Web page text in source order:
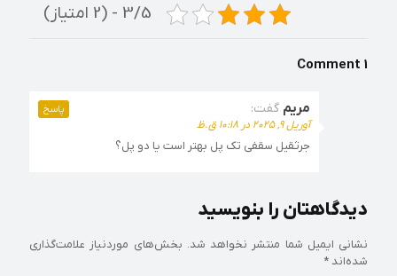
3/5 - (2 امتیاز)
1 Comment
مریم گفت:
آوریل 9, 2025 در 10:18 ق.ظ
جرثقیل سقفی تک پل بهتر است یا دو پل؟
پاسخ
دیدگاهتان را بنویسید
نشانی ایمیل شما منتشر نخواهد شد. بخش‌های موردنیاز علامت‌گذاری
شده‌اند *